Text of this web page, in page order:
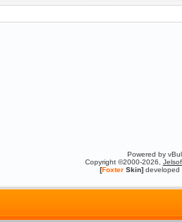
Powered by
Copyright ©2000-2026,
[Foxter Skin] developed